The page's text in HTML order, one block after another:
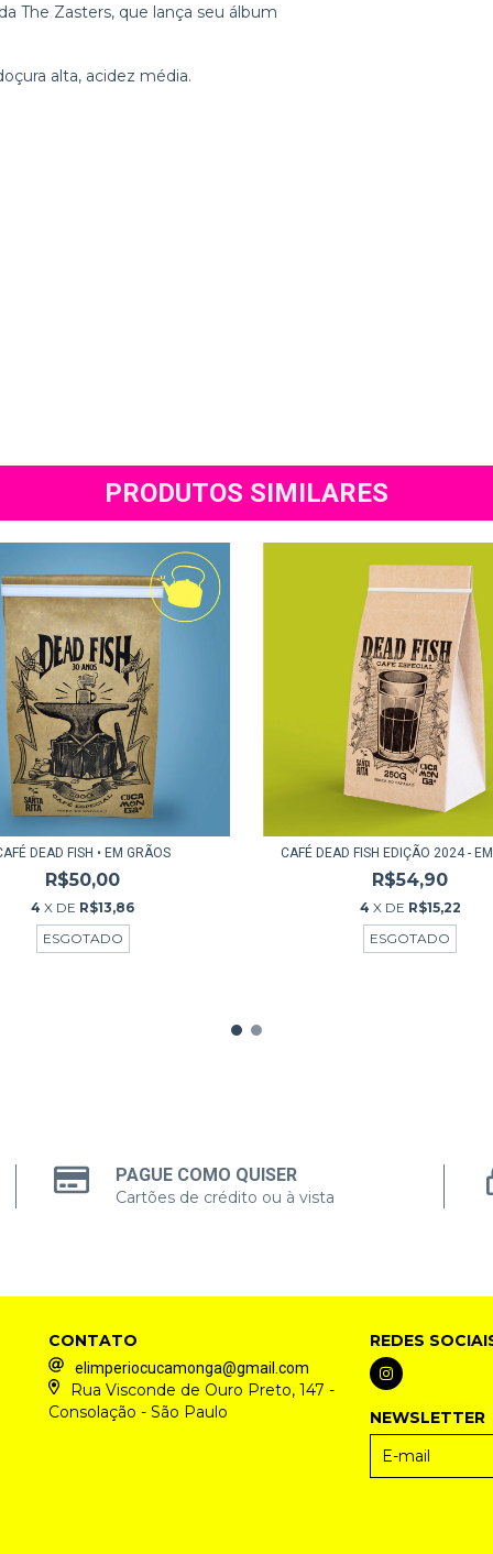
The Zasters, que lança seu álbum
alta, acidez média.
PRODUTOS SIMILARES
DEAD FISH • EM GRÃOS
R$50,00
4 X DE R$13,86
ESGOTADO
CAFÉ DEAD FISH EDIÇÃO 2024 -
R$54,90
4 X DE R$15,22
ESGOTADO
PAGUE COMO QUISER
Cartões de crédito ou à vista
CONTATO
elimperiocucamonga@gmail.com
Rua Visconde de Ouro Preto, 147 -
Consolação - São Paulo
REDES
NEWSLETTER